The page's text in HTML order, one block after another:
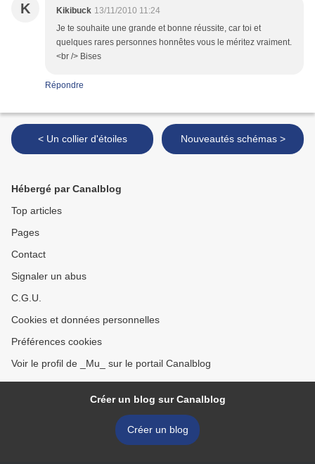
K Kikibuck 13/11/2010 11:24
Je te souhaite une grande et bonne réussite, car toi et
quelques rares personnes honnêtes vous le méritez vraiment.
<br /> Bises
Répondre
< Un collier d'étoiles Nouveautés schémas >
Hébergé par Canalblog
Top articles
Pages
Contact
Signaler un abus
C.G.U.
Cookies et données personnelles
Préférences cookies
Voir le profil de _Mu_ sur le portail Canalblog
Créer un blog sur Canalblog
Créer un blog